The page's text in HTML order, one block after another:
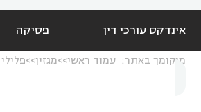
אינדקס עורכי דין פסיקה
מיקומך באתר: עמוד ראשי מגזין פלילי